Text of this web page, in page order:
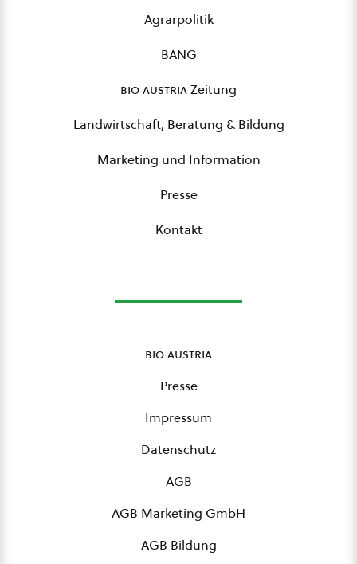
Agrarpolitik
BANG
bio austriaZeitung
Landwirtschaft, Beratung & Bildung
Marketing und Information
Presse
Kontakt
bio austria
Presse
Impressum
Datenschutz
AGB
AGB Marketing GmbH
AGB Bildung